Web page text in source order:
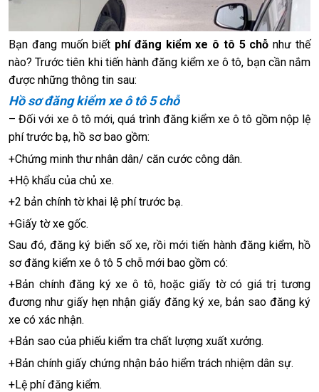
Bạn đang muốn biết phí đăng kiểm xe ô tô 5 chỗ như thế
nào? Trước tiên khi tiến hành đăng kiểm xe ô tô, bạn cần nắm
được những thông tin sau:
Hồ sơ đăng kiểm xe ô tô 5 chỗ
– Đối với xe ô tô mới, quá trình đăng kiểm xe ô tô gồm nộp lệ
phí trước bạ, hồ sơ bao gồm:
+Chứng minh thư nhân dân/ căn cước công dân.
+Hộ khẩu của chủ xe.
+2 bản chính tờ khai lệ phí trước bạ.
+Giấy tờ xe gốc.
Sau đó, đăng ký biển số xe, rồi mới tiến hành đăng kiểm, hồ
sơ đăng kiểm xe ô tô 5 chỗ mới bao gồm có:
+Bản chính đăng ký xe ô tô, hoặc giấy tờ có giá trị tương
đương như giấy hẹn nhận giấy đăng ký xe, bản sao đăng ký
xe có xác nhận.
+Bản sao của phiếu kiểm tra chất lượng xuất xưởng.
+Bản chính giấy chứng nhận bảo hiểm trách nhiệm dân sự.
+Lệ phí đăng kiểm.